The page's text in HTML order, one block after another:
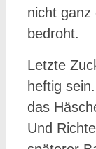
nicht ganz
bedroht.
Letzte
heftig
das
Und